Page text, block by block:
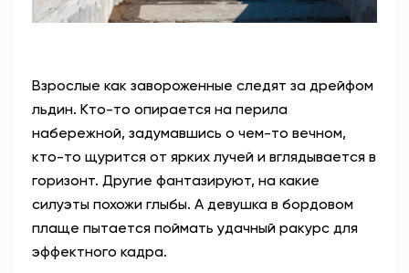
Взрослые как завороженные следят за дрейфом
льдин. Кто-то опирается на перила
набережной, задумавшись о чем-то вечном,
кто-то щурится от ярких лучей и вглядывается в
горизонт. Другие фантазируют, на какие
силуэты похожи глыбы. А девушка в бордовом
плаще пытается поймать удачный ракурс для
эффектного кадра.